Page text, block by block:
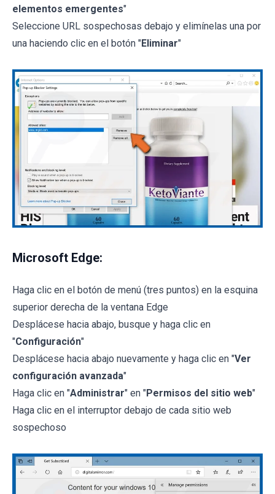
elementos emergentes"
Seleccione URL sospechosas debajo y elimínelas una por
una haciendo clic en el botón "Eliminar"
Microsoft Edge:
Haga clic en el botón de menú (tres puntos) en la esquina
superior derecha de la ventana Edge
Desplácese hacia abajo, busque y haga clic en
"Configuración"
Desplácese hacia abajo nuevamente y haga clic en "Ver
configuración avanzada"
Haga clic en "Administrar" en "Permisos del sitio web"
Haga clic en el interruptor debajo de cada sitio web
sospechoso